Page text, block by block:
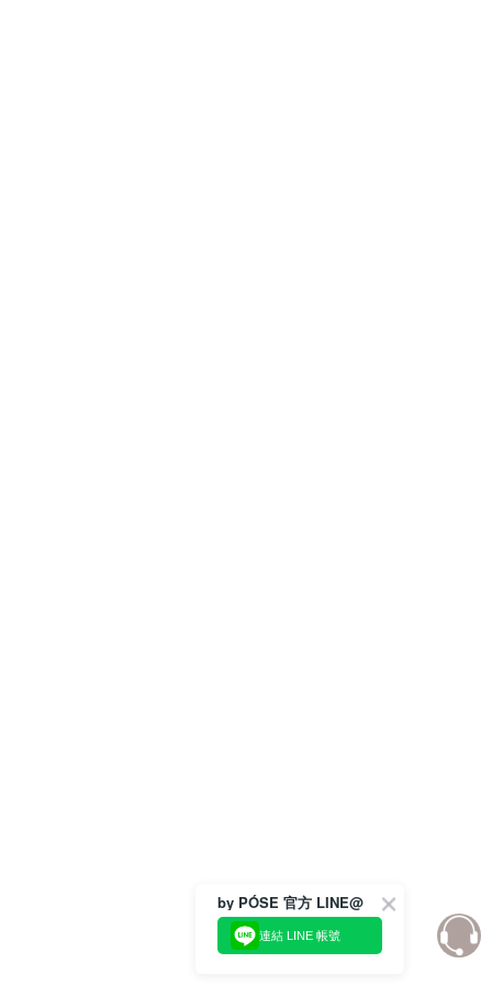
by PÓSE 官方 LINE@
連結 LINE 帳號